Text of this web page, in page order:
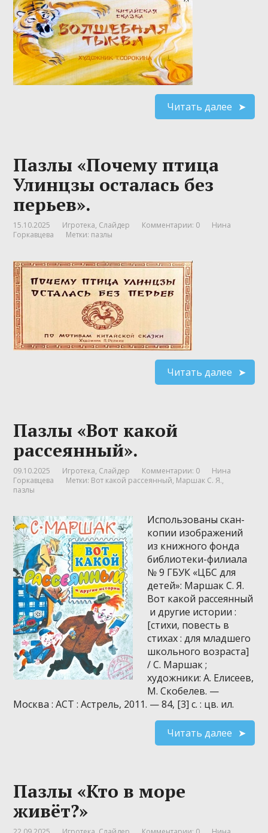
Читать далее
Пазлы «Почему птица
Улинцзы осталась без
перьев».
15.10.2025 Игротека, Слайдер Комментарии: 0
Нина
Горкавцева
Метки: пазлы
Читать далее
Пазлы «Вот какой
рассеянный».
09.10.2025 Игротека, Слайдер Комментарии: 0
Нина
Горкавцева
Метки: Вот какой рассеянный, Маршак С. Я.,
пазлы
Использованы скан-
копии изображений
из книжного фонда
библиотеки-филиала
№ 9 ГБУК «ЦБС для
детей»: Маршак С. Я.
Вот какой рассеянный
и другие истории :
[стихи, повесть в
стихах : для младшего
школьного возраста]
/ С. Маршак ;
художники: А. Елисеев,
М. Скобелев. —
Москва : АСТ : Астрель, 2011. — 84, [3] с. : цв. ил.
Читать далее
Пазлы «Кто в море
живёт?»